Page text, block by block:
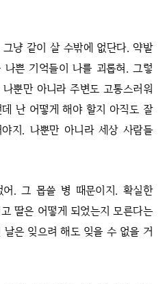
냥 같이 살 수밖에 없단다. 약발
쁜 기억들이 나를 괴롭혀. 그렇
뿐만 아니라 주변도 고통스러워
난 어떻게 해야 할지 아직도 잘
지. 나뿐만 아니라 세상 사람들
어. 그 몹쓸 병 때문이지. 확실한
딸은 어떻게 되었는지 모른다는
은 잊으려 해도 잊을 수 없을 거